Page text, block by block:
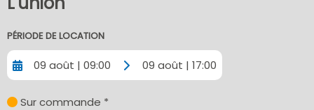
PÉRIODE DE LOCATION
09 août | 09:00 09 août | 17:00
Sur commande *